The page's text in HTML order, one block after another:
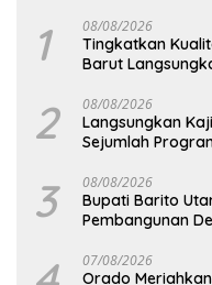
1 08/08/2026
Tingkatkan
Barut
2 08/08/2026
Langsungkan
Sejumlah
3 08/08/2026
Bupati Barito
Pembangunan
07/08/2026
Orado